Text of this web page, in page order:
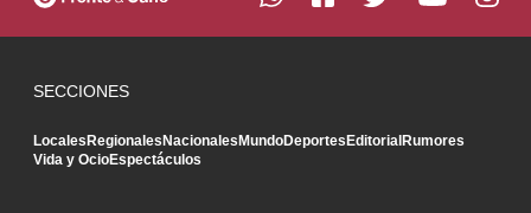
SECCIONES
LocalesRegionalesNacionalesMundoDeportesEditorialRumores
Vida y OcioEspectáculos